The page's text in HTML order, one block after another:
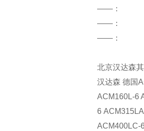
——：
——：
——：
北京汉达森
汉达森 德国
ACM160L-6
6
ACM400LC-